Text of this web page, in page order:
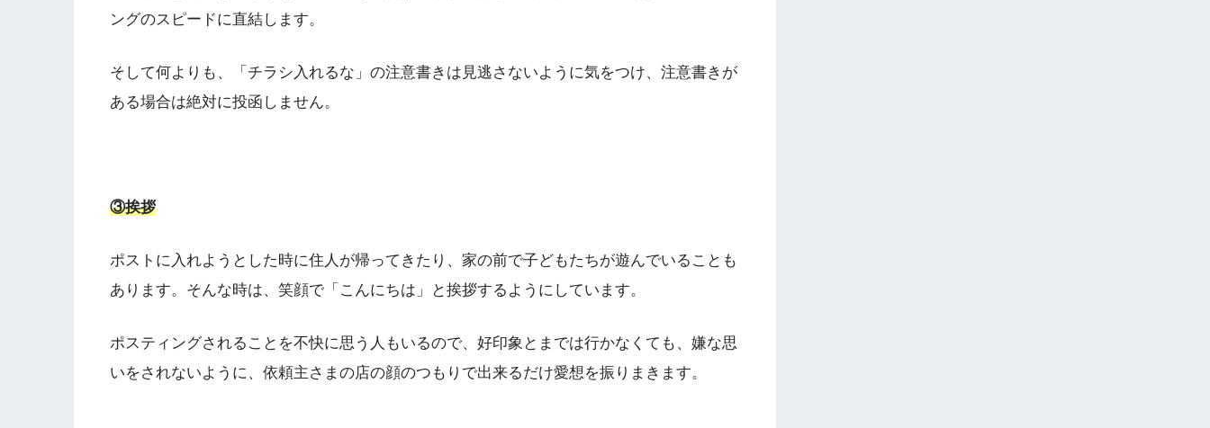
ングのスピードに直結します。
そして何よりも、「チラシ入れるな」の注意書きは見逃さないように気をつけ、注意書きが
ある場合は絶対に投函しません。
③挨拶
ポストに入れようとした時に住人が帰ってきたり、家の前で子どもたちが遊んでいることも
あります。そんな時は、笑顔で「こんにちは」と挨拶するようにしています。
ポスティングされることを不快に思う人もいるので、好印象とまでは行かなくても、嫌な思
いをされないように、依頼主さまの店の顔のつもりで出来るだけ愛想を振りまきます。